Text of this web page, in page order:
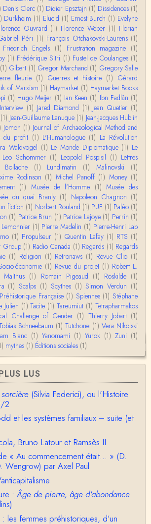
par "hiérarchie" j'entendais surtout ce que
dans ton second point…
pas cessé, de toute évidence, d’êt
Mais nous n’en sommes pas m
Darmangeat
fois, l'histoire de la hiérarchie ne me s
être le bon angle de discussion – …
Darmangeat
de toute façon c'est toujours de ma f
ta réponse ! Pour les pénis, c'est de cell
écarte, car dans une société pat…
ce documentaire. Ca me fait me deman
ce que tenter de revoir l'histoire des…
Sedira
cet article méthodique. En effet, les "b
qu'on a pu trouver a…
question de la remise en cause de l'i
de sociétés vivant essentiellem…
votre conférence au collège de France
préhistoriques et la chasse, très c
pour l'article.Vous dîtes : "Pourquoi,
Darmangeat
un mail : cdarmangeat@gmail.com
on trouver maintenant le manuscrit d'Al
de 2009, souvent cité ?
abonné à votre blog, je vi
votre dernière publication, qui m’a be…
Denis Clerc (1) Didier Epsztajn (1) Dissidences (1)
Durkheim (1) Elucid (1) Ernest Burch (1) Evelyne
Ouvrard (1) Florence Weber (1) Florian
Péri (1) François Otchakovski-Laurens (1)
Friedrich Engels (1) Frustration magazine (1)
(1) Frédérique Sitri (1) Fustel de Coulanges (1)
(1) Gibert (1) Gregor Marchand (1) Gregory Salle
fleurie (1) Guerres et histoire (1) Gérard
of Marxism (1) Haymarket (1) Haymarket Books
(1) Hugo Meijer (1) Ian Keen (1) Ibn Fadlân (1)
Interview (1) Jared Diamond (1) Jean Quetier (1)
(1) Jean-Guillaume Lanuque (1) Jean-Jacques Hublin
Jomon (1) Journal of Archaeological Method and
du profit (1) L'Humanologue (1) La Révolution
Waldvogel (1) Le Monde Diplomatique (1) Le
Leo Schommer (1) Leopold Pospisil (1) Lettres
Bollache (1) Lundimatin (1) Malinovski
(1)
Rodinson (1) Michel Panoff (1) Money (1)
(1) Musée de l'Homme (1) Musée des
du quai Branly (1) Napoleon Chagnon (1)
fiction (1) Norbert Rouland (1) PUF (1) Paléo (1)
(1) Patrice Brun (1) Patrice Lajoye (1) Perrin (1)
(1) Pierre Madelin (1) Pierre-Henri Lab
(1) Propulseur (1) Quentin Lafay (1) RTS (1)
Group (1) Radio Canada (1) Regards (1) Regards
(1) Religion (1) Retronaws (1) Revue Clio (1)
économie (1) Revue du projet (1) Robert L.
Malthus (1) Romain Pigeaud (1) Roskilde (1)
(1) Scalps (1) Scythes (1) Simon Verdun (1)
Française (1) Spiennes (1) Stéphane
Julien (1) Tacite (1) Tareumiut (1) Tetrapharmakos
Challenge of Gender (1) Thierry Jobart (1)
Schneebaum (1) Tutchone (1) Vera Nikolski
Blanc (1) Yanomami (1) Yurok (1) Zuni (1)
mythes (1) Éditions sociales (1)
LUS
(Silvia Federici), ou l'Histoire
2
et les systèmes familiaux – suite (et
Bruno Latour et Ramsès II
« Au commencement était... » (D.
Wengrow) par Axel Paul
:Âge de pierre, âge d'abondance
: les femmes préhistoriques, d’un